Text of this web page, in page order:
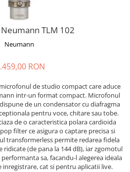
si
TLM 102
Neumann
RON
de studio compact care aduce
intr-un format compact. Microfonul
de un condensator cu diafragma
pentru voce, chitare sau tobe.
de o caracteristica polara cardioida
filter ce asigura o captare precisa si
transformerless permite redarea fidela
ridicate (de pana la 144 dB), iar zgomotul
sa, facandu-l alegerea ideala
cat si pentru aplicatii live.